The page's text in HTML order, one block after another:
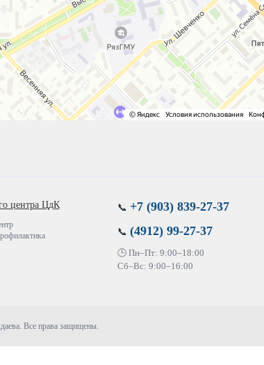
📞 +7 (903) 839-27-37
📞 (4912) 99-27-37
🕒 Пн–Пт: 9:00–18:00
Сб–Вс: 9:00–16:00
Все права защищены.